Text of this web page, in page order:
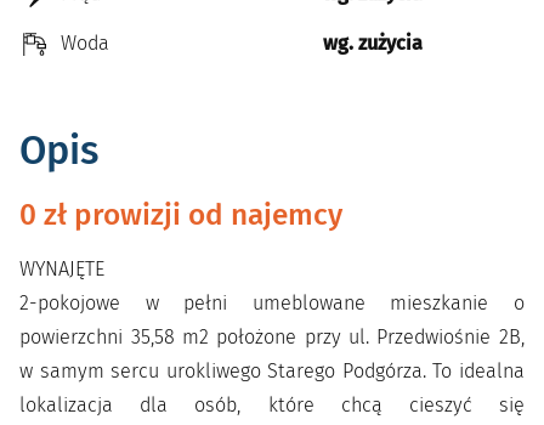
Woda wg. zużycia
Opis
0 zł prowizji od najemcy
WYNAJĘTE
2-pokojowe w pełni umeblowane mieszkanie o
powierzchni 35,58 m2 położone przy ul. Przedwiośnie 2B,
w samym sercu urokliwego Starego Podgórza. To idealna
lokalizacja dla osób, które chcą cieszyć się